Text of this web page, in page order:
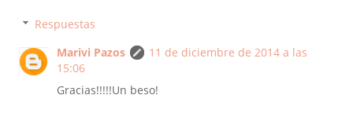
Respuestas
Marivi Pazos
11 de diciembre de 2014 a las
15:06
Gracias!!!!!Un beso!